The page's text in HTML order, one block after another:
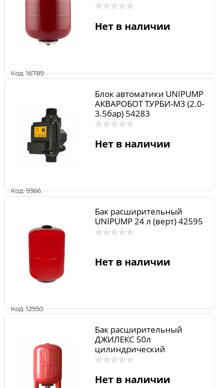
Код: 16789
Нет в наличии
Код: 9366
Блок автоматики UNIPUMP
АКВАРОБОТ ТУРБИ-М3 (2.0-
3.5бар) 54283
Нет в наличии
Код: 12950
Бак расширительный
UNIPUMP 24 л (верт) 42595
Нет в наличии
Бак расширительный
ДЖИЛЕКС 50л
цилиндрический
Нет в наличии